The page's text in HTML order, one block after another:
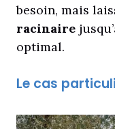
besoin, mais
racinaire
optimal.
Le cas